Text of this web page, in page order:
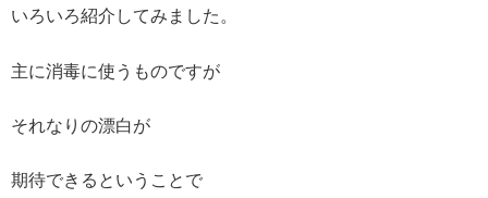
いろいろ紹介してみました。
主に消毒に使うものですが
それなりの漂白が
期待できるということで